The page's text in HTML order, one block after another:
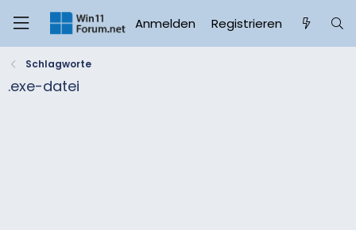
Anmelden Registrieren
Schlagworte
.exe-datei